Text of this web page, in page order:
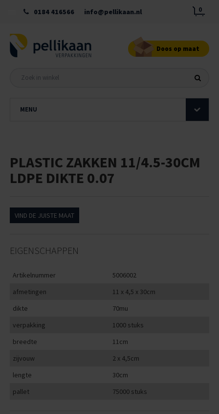
0184 416566 info@pellikaan.nl 0
Doos op maat
MENU
PLASTIC ZAKKEN 11/4.5-30CM
LDPE DIKTE 0.07
VIND DE JUISTE MAAT
EIGENSCHAPPEN
Artikelnummer
5006002
afmetingen
11 x 4,5 x 30cm
dikte
70mu
verpakking
1000 stuks
breedte
11cm
zijvouw
2 x 4,5cm
lengte
30cm
pallet
75000 stuks